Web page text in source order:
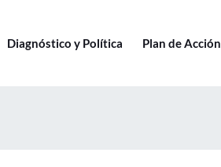
Diagnóstico y Política Plan de Acción